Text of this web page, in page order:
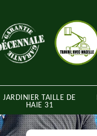
JARDINIER TAILLE DE
HAIE 31